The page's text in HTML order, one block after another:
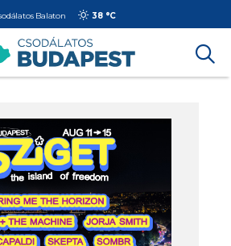
Balaton 38 °C